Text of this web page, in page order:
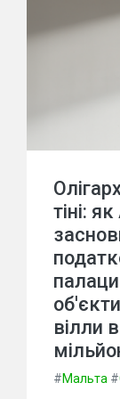
тіні:
вілли
#Мальта #